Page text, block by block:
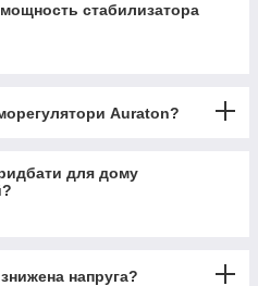
стабилизатора
Auraton?
для дому
напруга?